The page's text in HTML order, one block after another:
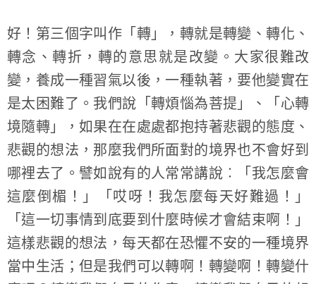
好！第三個字叫作「轉」，轉就是轉變、轉化、
轉念、轉折，轉的意思就是改變。大家很難改
變，養成一種習氣以後，一種執著，要他變實在
是太困難了。我們說「轉煩惱為菩提」、「心轉
境隨轉」，如果在在處處都抱持著悲觀的態度、
悲觀的想法，那麼我們所面對的境界也不會好到
哪裡去了。譬如說有的人常常講說︰「我怎麼會
這麼倒楣！」「哎呀！我怎麼每天好難過！」
「這一切事情到底要到什麼時候才會結束啊！」
這樣悲觀的想法，每天都在恐懼不安的一種境界
當中生活；但是我們可以轉啊！轉變啊！轉變什